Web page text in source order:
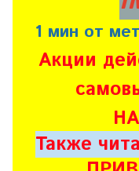
1 мин от
Акции
Также